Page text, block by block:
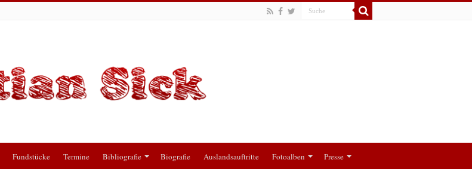
Fundstücke Termine Bibliografie Biografie Auslandsauftritte Fotoalben Presse